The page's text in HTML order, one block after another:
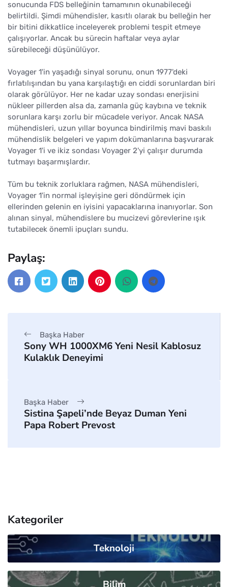
sonucunda FDS belleğinin tamamının okunabileceği
belirtildi. Şimdi mühendisler, kasıtlı olarak bu belleğin her
bir bitini dikkatlice inceleyerek problemi tespit etmeye
çalışıyorlar. Ancak bu sürecin haftalar veya aylar
sürebileceği düşünülüyor.
Voyager 1'in yaşadığı sinyal sorunu, onun 1977'deki
fırlatılışından bu yana karşılaştığı en ciddi sorunlardan biri
olarak görülüyor. Her ne kadar uzay sondası enerjisini
nükleer pillerden alsa da, zamanla güç kaybına ve teknik
sorunlara karşı zorlu bir mücadele veriyor. Ancak NASA
mühendisleri, uzun yıllar boyunca bindirilmiş mavi baskılı
mühendislik belgeleri ve yapım dokümanlarına başvurarak
Voyager 1'i ve ikiz sondası Voyager 2'yi çalışır durumda
tutmayı başarmışlardır.
Tüm bu teknik zorluklara rağmen, NASA mühendisleri,
Voyager 1'in normal işleyişine geri döndürmek için
ellerinden gelenin en iyisini yapacaklarına inanıyorlar. Son
alınan sinyal, mühendislere bu mucizevi görevlerine ışık
tutabilecek önemli ipuçları sundu.
Paylaş:
Başka Haber
Sony WH 1000XM6 Yeni Nesil Kablosuz
Kulaklık Deneyimi
Başka Haber
Sistina Şapeli’nde Beyaz Duman Yeni
Papa Robert Prevost
Kategoriler
Teknoloji
Bilim